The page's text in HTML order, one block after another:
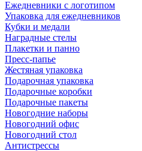
Ежедневники с логотипом
Упаковка для ежедневников
Кубки и медали
Наградные стелы
Плакетки и панно
Пресс-папье
Жестяная упаковка
Подарочная упаковка
Подарочные коробки
Подарочные пакеты
Новогодние наборы
Новогодний офис
Новогодний стол
Антистрессы